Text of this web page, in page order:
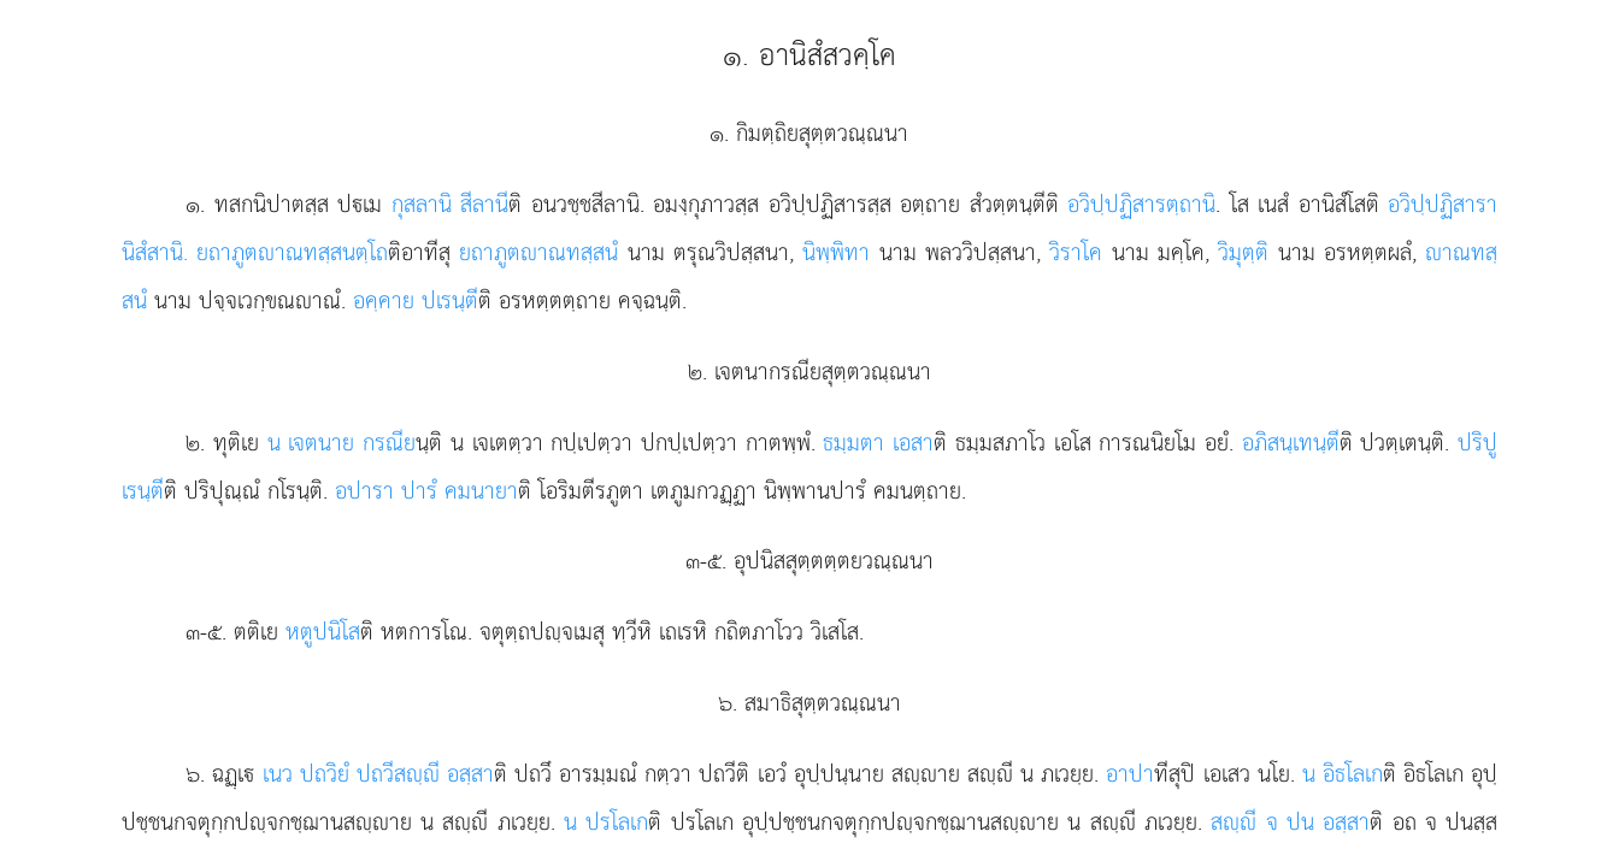
๑. อานิสํสวคฺโค
๑. กิมตฺถิยสุตฺตวณฺณนา
๑. ทสกนิปาตสฺสปเม กุสลานิ สีลานีติ อนวชฺชสีลานิ. อมงฺกุภาวสฺส อวิปฺปฏิสารสฺส อตฺถาย สํวตฺตนฺตีติ อวิปฺปฏิสารตฺถานิ. โส เนสํ อานิสํโสติ อวิปฺปฏิสารา
นิสํสานิ. ยถาภูตาณทสฺสนตฺโถติอาทีสุ ยถาภูตาณทสฺสนํ นาม ตรุณวิปสฺสนา,นิพฺพิทา นาม พลววิปสฺสนา,วิราโค นาม มคฺโค,วิมุตฺติ นาม อรหตฺตผลํ, าณทสฺ
สนํนาม ปจฺจเวกฺขณาณํ. อคฺคาย ปเรนฺตีติ อรหตฺตตฺถาย คจฺฉนฺติ.
๒. เจตนากรณียสุตฺตวณฺณนา
๒. ทุติเย น เจตนาย กรณียนฺติ น เจเตตฺวา กปฺเปตฺวา ปกปฺเปตฺวา กาตพฺพํ.ธมฺมตา เอสาติ ธมฺมสภาโว เอโส การณนิยโม อยํ. อภิสนฺเทนฺตีติ ปวตฺเตนฺติ.ปริปู
เรนฺตีติ ปริปุณฺณํ กโรนฺติ. อปารา ปารํ คมนายาติ โอริมตีรภูตา เตภูมกวฏฺฏา นิพฺพานปารํ คมนตฺถาย.
๓-๕. อุปนิสสุตฺตตฺตยวณฺณนา
๓-๕. ตติเยหตูปนิโสติ หตการโณ. จตุตฺถปฺจเมสุ ทฺวีหิ เถเรหิ กถิตภาโวว วิเสโส.
๖. สมาธิสุตฺตวณฺณนา
๖. ฉฏฺเ เนว ปถวิยํ ปถวีสฺี อสฺสาติ ปถวึ อารมฺมณํ กตฺวา ปถวีติ เอวํ อุปฺปนฺนาย สฺาย สฺี น ภเวยฺย. อาปาทีสุปิ เอเสว นโย. น อิธโลเกติ อิธโลเก อุปฺ
ปชฺชนกจตุกฺกปฺจกชฺฌานสฺาย น สฺี ภเวยฺย.น ปรโลเกติ ปรโลเก อุปฺปชฺชนกจตุกฺกปฺจกชฺฌานสฺาย น สฺี ภเวยฺย.สฺี จ ปน อสฺสาติ อถ จ ปนสฺส